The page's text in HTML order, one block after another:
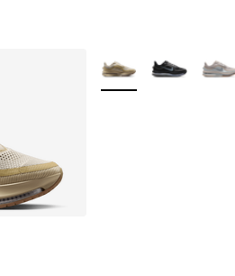
Plus de couleurs